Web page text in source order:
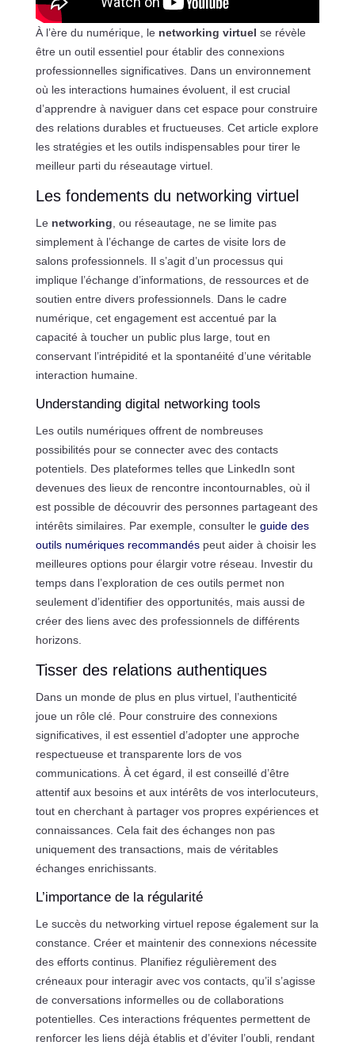
À l’ère du numérique, le networking virtuel se révèle
être un outil essentiel pour établir des connexions
professionnelles significatives. Dans un environnement
où les interactions humaines évoluent, il est crucial
d’apprendre à naviguer dans cet espace pour construire
des relations durables et fructueuses. Cet article explore
les stratégies et les outils indispensables pour tirer le
meilleur parti du réseautage virtuel.
Les fondements du networking virtuel
Le networking , ou réseautage, ne se limite pas
simplement à l’échange de cartes de visite lors de
salons professionnels. Il s’agit d’un processus qui
implique l’échange d’informations, de ressources et de
soutien entre divers professionnels. Dans le cadre
numérique, cet engagement est accentué par la
capacité à toucher un public plus large, tout en
conservant l’intrépidité et la spontanéité d’une véritable
interaction humaine.
Understanding digital networking tools
Les outils numériques offrent de nombreuses
possibilités pour se connecter avec des contacts
potentiels. Des plateformes telles que LinkedIn sont
devenues des lieux de rencontre incontournables, où il
est possible de découvrir des personnes partageant des
intérêts similaires. Par exemple, consulter le guide des
outils numériques recommandéspeut aider à choisir les
meilleures options pour élargir votre réseau. Investir du
temps dans l’exploration de ces outils permet non
seulement d’identifier des opportunités, mais aussi de
créer des liens avec des professionnels de différents
horizons.
Tisser des relations authentiques
Dans un monde de plus en plus virtuel, l’authenticité
joue un rôle clé. Pour construire des connexions
significatives, il est essentiel d’adopter une approche
respectueuse et transparente lors de vos
communications. À cet égard, il est conseillé d’être
attentif aux besoins et aux intérêts de vos interlocuteurs,
tout en cherchant à partager vos propres expériences et
connaissances. Cela fait des échanges non pas
uniquement des transactions, mais de véritables
échanges enrichissants.
L’importance de la régularité
Le succès du networking virtuel repose également sur la
constance. Créer et maintenir des connexions nécessite
des efforts continus. Planifiez régulièrement des
créneaux pour interagir avec vos contacts, qu’il s’agisse
de conversations informelles ou de collaborations
potentielles. Ces interactions fréquentes permettent de
renforcer les liens déjà établis et d’éviter l’oubli, rendant